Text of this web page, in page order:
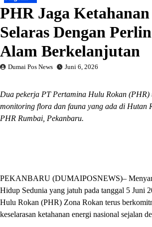
PHR Jaga
Selaras Dengan
Alam Berkelanjutan
Dumai Pos News Juni 6, 2026
Dua pekerja PT Pertamina Hulu Rokan (PHR)
monitoring flora dan fauna yang ada di Hutan
PHR Rumbai, Pekanbaru.
PEKANBARU (DUMAIPOSNEWS)–
Hidup Sedunia yang jatuh pada tanggal 5 Juni
Hulu Rokan (PHR) Zona Rokan terus
keselarasan ketahanan energi nasional sejalan